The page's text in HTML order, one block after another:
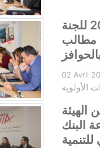
الجلسة الثانية لسنة 2026 للجنة
مطالب
02 Avril
الأولوية
الهيئة
البنك
للتنمية